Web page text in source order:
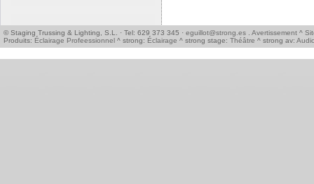
© Staging Trussing & Lighting, S.L. · Tel: 629 373 345 · eguillot@strong.es Avertissement ^
Produits: Éclairage Profeessionnel ^ strong: Éclairage ^ strong stage: Théâtre ^ strong av: